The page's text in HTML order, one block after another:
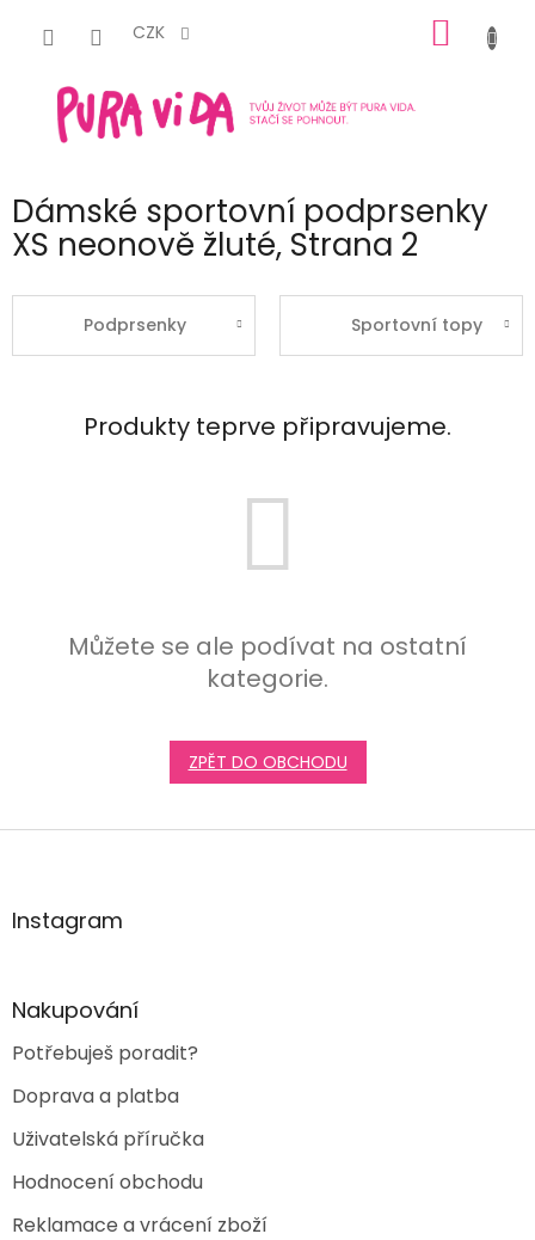
CZK
KOŠÍK
Dámské sportovní podprsenky
XS neonově žluté, Strana 2
Podprsenky Sportovní topy
Produkty teprve připravujeme.
Můžete se ale podívat na ostatní
kategorie.
ZPĚT DO OBCHODU
Z
aInstagram
Nakupování
Potřebuješ poradit?
Doprava a platba
Uživatelská příručka
Hodnocení obchodu
Reklamace a vrácení zboží